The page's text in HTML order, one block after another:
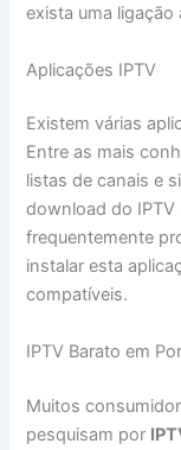
exista uma ligação
Aplicações IPTV
Existem várias
Entre as mais
listas de canais e
download do IPTV
frequentemente
instalar esta
compatíveis.
IPTV Barato em
Muitos
pesquisam por